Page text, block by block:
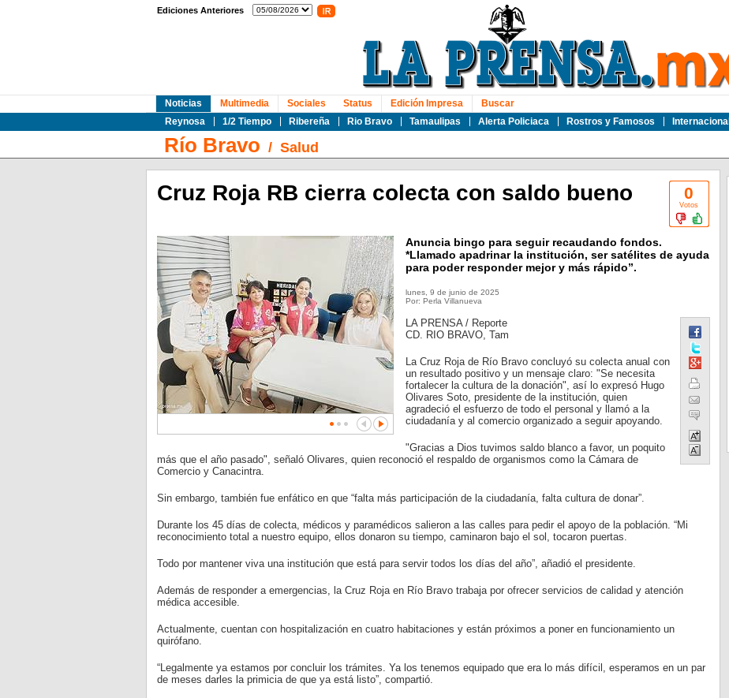
Ediciones Anteriores
Noticias
Reynosa
1/2 Tiempo Ribereña Rio Bravo Tamaulipas Alerta Policiaca Rostros y Famosos Internacional
Multimedia Sociales Status Edición Impresa Buscar
Río Bravo / Salud
0
Votos
Cruz Roja RB cierra colecta con saldo bueno
Anuncia bingo para seguir recaudando fondos.
*Llamado apadrinar la institución, ser satélites de ayuda
para poder responder mejor y más rápido”.
lunes, 9 de junio de 2025
Por: Perla Villanueva
LA PRENSA / Reporte
CD. RIO BRAVO, Tam
La Cruz Roja de Río Bravo concluyó su colecta anual con
un resultado positivo y un mensaje claro: "Se necesita
fortalecer la cultura de la donación", así lo expresó Hugo
Olivares Soto, presidente de la institución, quien
agradeció el esfuerzo de todo el personal y llamó a la
ciudadanía y al comercio organizado a seguir apoyando.
"Gracias a Dios tuvimos saldo blanco a favor, un poquito
más que el año pasado", señaló Olivares, quien reconoció el respaldo de organismos como la Cámara de
Comercio y Canacintra.
Sin embargo, también fue enfático en que “falta más participación de la ciudadanía, falta cultura de donar”.
Durante los 45 días de colecta, médicos y paramédicos salieron a las calles para pedir el apoyo de la población. “Mi
reconocimiento total a nuestro equipo, ellos donaron su tiempo, caminaron bajo el sol, tocaron puertas.
Todo por mantener viva una institución que está para servir todos los días del año”, añadió el presidente.
Además de responder a emergencias, la Cruz Roja en Río Bravo trabaja por ofrecer servicios de calidad y atención
médica accesible.
Actualmente, cuentan con hospitalización en cuatro habitaciones y están próximos a poner en funcionamiento un
quirófano.
“Legalmente ya estamos por concluir los trámites. Ya los tenemos equipado que era lo más difícil, esperamos en un par
de meses darles la primicia de que ya está listo”, compartió.